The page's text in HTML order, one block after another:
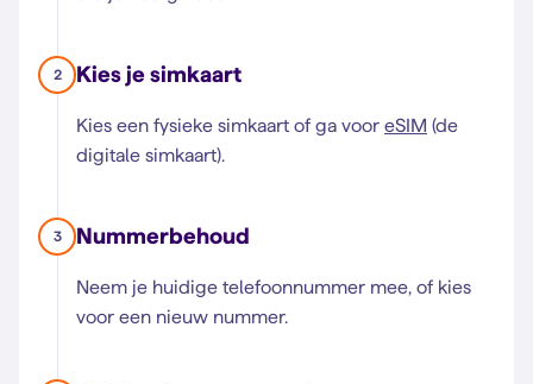
2 Kies je simkaart
Kies een fysieke simkaart of ga voor eSIM (de
digitale simkaart).
3 Nummerbehoud
Neem je huidige telefoonnummer mee, of kies
voor een nieuw nummer.